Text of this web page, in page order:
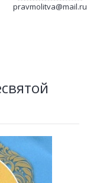
pravmolitva@mail.ru